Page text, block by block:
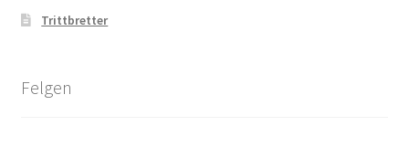
Trittbretter
Felgen